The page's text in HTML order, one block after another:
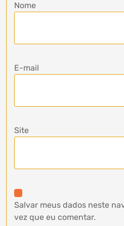
Nome
E-mail
Site
Salvar meus dados neste
vez que eu comentar.